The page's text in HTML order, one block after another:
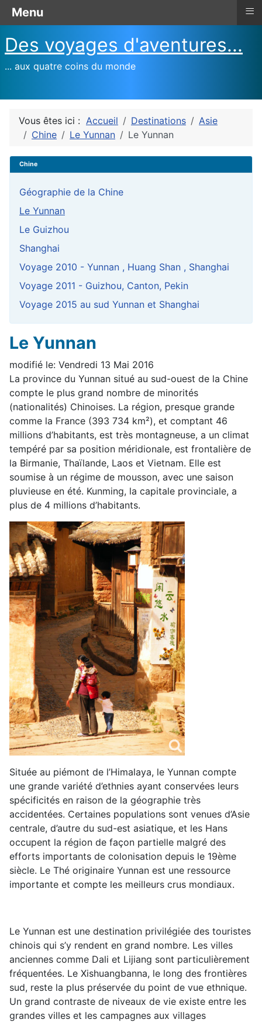
Des voyages d'aventures...
... aux quatre coins du monde
Vous êtes ici : Accueil Destinations
Asie
Chine
Le Yunnan Le Yunnan
Chine
Géographie de la Chine
Le Yunnan
Le Guizhou
Shanghai
Voyage 2010 - Yunnan , Huang Shan , Shanghai
Voyage 2011 - Guizhou, Canton, Pekin
Voyage 2015 au sud Yunnan et Shanghai
Le Yunnan
modifié le: Vendredi 13 Mai 2016
La province du Yunnan situé au sud-ouest de la Chine
compte le plus grand nombre de minorités
(nationalités) Chinoises. La région, presque grande
comme la France (393 734 km²), et comptant 46
millions d’habitants, est très montagneuse, a un climat
tempéré par sa position méridionale, est frontalière de
la Birmanie, Thaïlande, Laos et Vietnam. Elle est
soumise à un régime de mousson, avec une saison
pluvieuse en été. Kunming, la capitale provinciale, a
plus de 4 millions d’habitants.
Située au piémont de l’Himalaya, le Yunnan compte
une grande variété d’ethnies ayant conservées leurs
spécificités en raison de la géographie très
accidentées. Certaines populations sont venues d’Asie
centrale, d’autre du sud-est asiatique, et les Hans
occupent la région de façon partielle malgré des
efforts importants de colonisation depuis le 19ème
siècle. Le Thé originaire Yunnan est une ressource
importante et compte les meilleurs crus mondiaux.
Le Yunnan est une destination privilégiée des touristes
chinois qui s’y rendent en grand nombre. Les villes
anciennes comme Dali et Lijiang sont particulièrement
fréquentées. Le Xishuangbanna, le long des frontières
sud, reste la plus préservée du point de vue ethnique.
Un grand contraste de niveaux de vie existe entre les
grandes villes et les campagnes aux villages
Menu ≡